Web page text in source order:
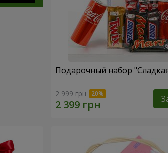
Подарочный набор
2 999 грн